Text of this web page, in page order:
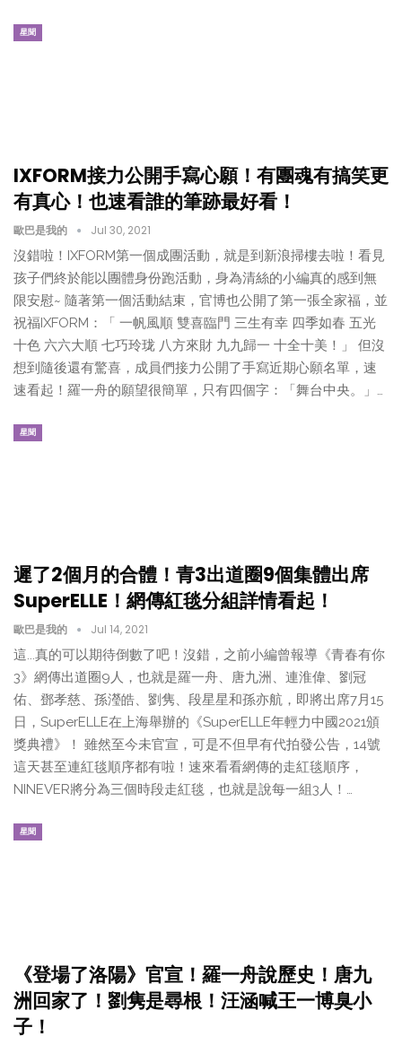
星聞
IXFORM接力公開手寫心願！有團魂有搞笑更
有真心！也速看誰的筆跡最好看！
歐巴是我的 Jul 30, 2021
沒錯啦！IXFORM第一個成團活動，就是到新浪掃樓去啦！看見
孩子們終於能以團體身份跑活動，身為清絲的小編真的感到無
限安慰~ 隨著第一個活動結束，官博也公開了第一張全家福，並
祝福IXFORM：「 一帆風順 雙喜臨門 三生有幸 四季如春 五光
十色 六六大順 七巧玲珑 八方來財 九九歸一 十全十美！」 但沒
想到隨後還有驚喜，成員們接力公開了手寫近期心願名單，速
速看起！羅一舟的願望很簡單，只有四個字：「舞台中央。」…
星聞
遲了2個月的合體！青3出道圈9個集體出席
SuperELLE！網傳紅毯分組詳情看起！
歐巴是我的 Jul 14, 2021
這...真的可以期待倒數了吧！沒錯，之前小編曾報導《青春有你
3》網傳出道圈9人，也就是羅一舟、唐九洲、連淮偉、劉冠
佑、鄧孝慈、孫瀅皓、劉隽、段星星和孫亦航，即將出席7月15
日，SuperELLE在上海舉辦的《SuperELLE年輕力中國2021頒
獎典禮》！ 雖然至今未官宣，可是不但早有代拍發公告，14號
這天甚至連紅毯順序都有啦！速來看看網傳的走紅毯順序，
NINEVER將分為三個時段走紅毯，也就是說每一組3人！…
星聞
《登場了洛陽》官宣！羅一舟說歷史！唐九
洲回家了！劉隽是尋根！汪涵喊王一博臭小
子！